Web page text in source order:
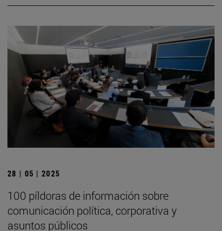
28 | 05 | 2025
100 píldoras de información sobre
comunicación política, corporativa y
asuntos públicos